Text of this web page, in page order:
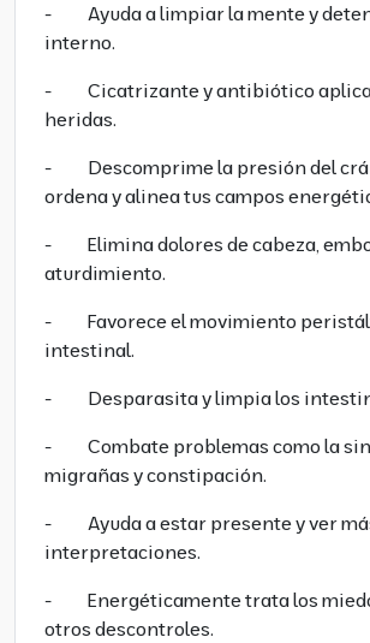
- Ayuda a limpiar la mente y
interno.
- Cicatrizante y antibiótico
heridas.
- Descomprime la presión del
ordena y alinea tus campos
- Elimina dolores de cabeza,
aturdimiento.
- Favorece el movimiento
intestinal.
- Desparasita y limpia los
- Combate problemas como la
migrañas y constipación.
- Ayuda a estar presente y ver
interpretaciones.
- Energéticamente trata los
otros descontroles.